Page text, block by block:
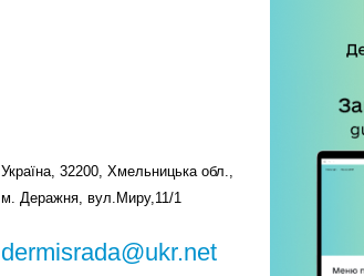
Україна, 32200, Хмельницька обл.,
м. Деражня, вул.Миру,11/1
dermisrada@ukr.net